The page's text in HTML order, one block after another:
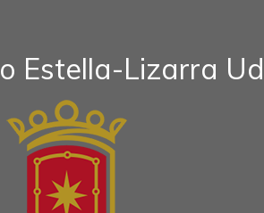
Estella-Lizarra